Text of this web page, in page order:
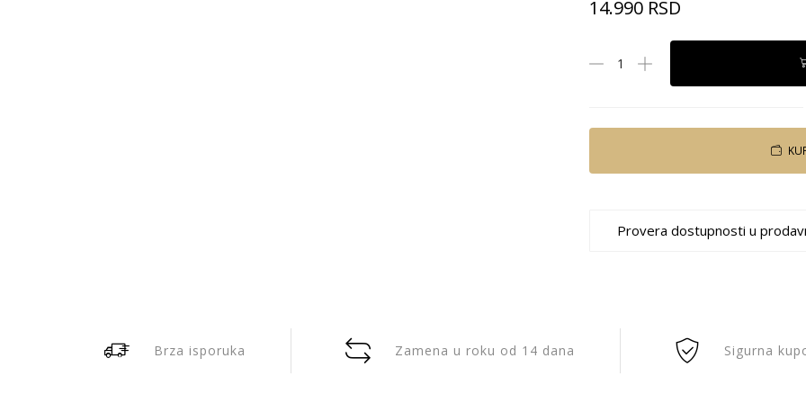
14.990 RSD
Provera dostupnosti u
Brza isporuka Zamena u roku od 14 dana Sigurna